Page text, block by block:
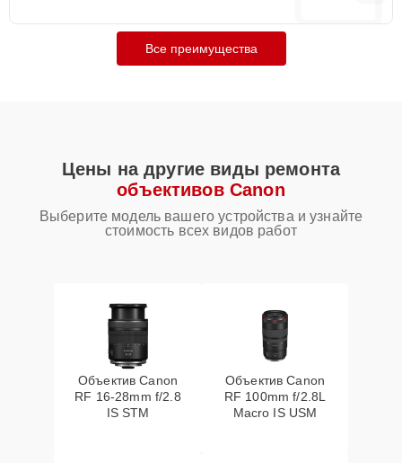
Все преимущества
Цены на другие виды ремонта
объективов Canon
Выберите модель вашего устройства и узнайте
стоимость всех видов работ
Объектив Canon
RF 16‑28mm f/2.8
IS STM
Объектив Canon
RF 100mm f/2.8L
Macro IS USM